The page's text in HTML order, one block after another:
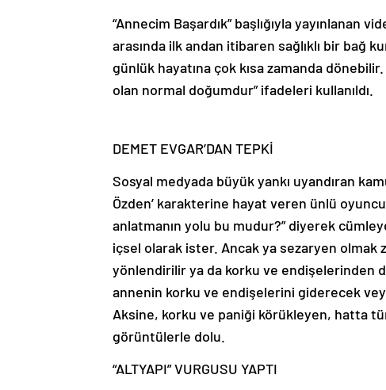
“Annecim Başardık” başlığıyla yayınlanan
arasında ilk andan itibaren sağlıklı bir bağ
günlük hayatına çok kısa zamanda
olan normal doğumdur” ifadeleri kullanıldı.
DEMET EVGAR’DAN TEPKİ
Sosyal medyada büyük yankı uyandıran
Özden’ karakterine hayat veren ünlü
anlatmanın yolu bu mudur?” diyerek
içsel olarak ister. Ancak ya sezaryen olmak
yönlendirilir ya da korku ve endişelerinden
annenin korku ve endişelerini giderecek
Aksine, korku ve paniği körükleyen, hatta
görüntülerle dolu.
“ALTYAPI” VURGUSU YAPTI